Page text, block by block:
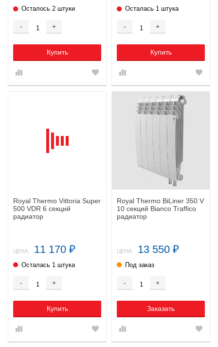
Осталось 2 штуки
- +
Купить
Осталась 1 штука
- +
Купить
Royal Thermo Vittoria Super
500 VDR 6 секций
радиатор
ЦЕНА: 11 170 ₽
Осталась 1 штука
- +
Купить
Royal Thermo BiLiner 350 V
10 секций Bianco Traffico
радиатор
ЦЕНА: 13 550 ₽
Под заказ
- +
Заказать